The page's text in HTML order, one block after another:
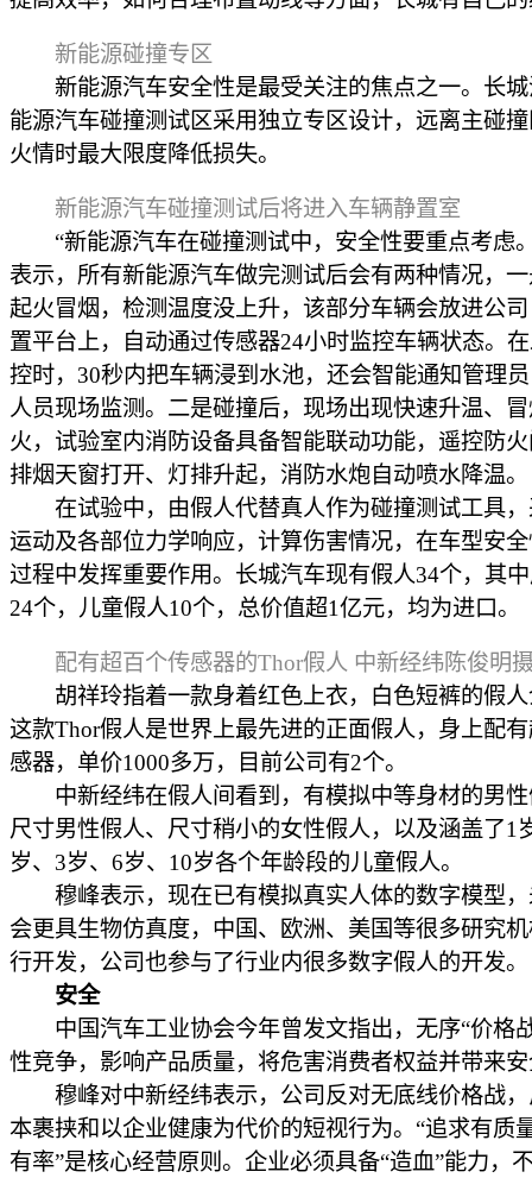
新能源碰撞专区
新能源汽车安全性是最受关注的焦点之一。长城
能源汽车碰撞测试区采用独立专区设计，远离主碰
火情时最大限度降低损失。
新能源汽车碰撞测试后将进入车辆静置室
“新能源汽车在碰撞测试中，安全性要重点考虑
表示，所有新能源汽车做完测试后会有两种情况，
起火冒烟，检测温度没上升，该部分车辆会放进公
置平台上，自动通过传感器24小时监控车辆状态。
控时，30秒内把车辆浸到水池，还会智能通知管理
人员现场监测。二是碰撞后，现场出现快速升温、
火，试验室内消防设备具备智能联动功能，遥控防
排烟天窗打开、灯排升起，消防水炮自动喷水降温。
在试验中，由假人代替真人作为碰撞测试工具，
运动及各部位力学响应，计算伤害情况，在车型安
过程中发挥重要作用。长城汽车现有假人34个，其
24个，儿童假人10个，总价值超1亿元，均为进口。
配有超百个传感器的Thor假人 中新经纬陈俊明
胡祥玲指着一款身着红色上衣，白色短裤的假人
这款Thor假人是世界上最先进的正面假人，身上配
感器，单价1000多万，目前公司有2个。
中新经纬在假人间看到，有模拟中等身材的男性
尺寸男性假人、尺寸稍小的女性假人，以及涵盖了1
岁、3岁、6岁、10岁各个年龄段的儿童假人。
穆峰表示，现在已有模拟真实人体的数字模型，
会更具生物仿真度，中国、欧洲、美国等很多研究
行开发，公司也参与了行业内很多数字假人的开发。
安全
中国汽车工业协会今年曾发文指出，无序“价格
性竞争，影响产品质量，将危害消费者权益并带来
穆峰对中新经纬表示，公司反对无底线价格战，
本裹挟和以企业健康为代价的短视行为。“追求有质
有率”是核心经营原则。企业必须具备“造血”能力，